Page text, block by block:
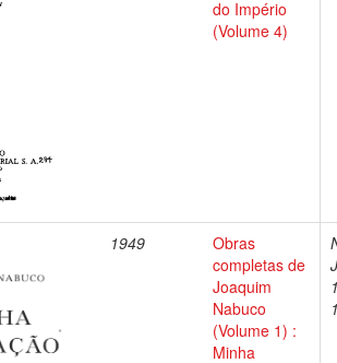
do Império
(Volume 4)
1949
Obras
completas de
Joaquim
Nabuco
(Volume 1) :
Minha